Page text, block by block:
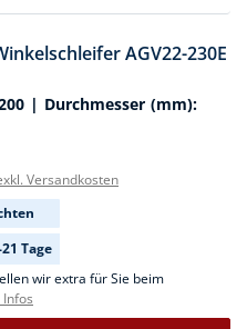
AGV22-230E
| Durchmesser (mm):
Versandkosten
Tage
wir extra für Sie beim